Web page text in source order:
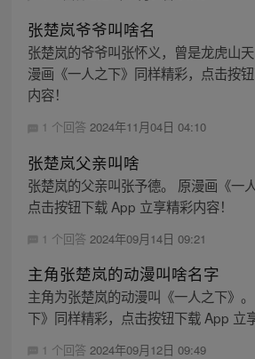
张楚岚爷爷叫啥名
张楚岚的爷爷叫张怀义，曾是龙虎山
漫画《一人之下》同样精彩，点击按
内容！
1 个回答 2024年11月04日 04:10
张楚岚父亲叫啥
张楚岚的父亲叫张予德。 原漫画《一
点击按钮下载 App 立享精彩内容！
1 个回答 2024年09月14日 09:21
主角张楚岚的动漫叫啥名字
主角为张楚岚的动漫叫《一人之下》
下》同样精彩，点击按钮下载 App 立
1 个回答 2024年09月12日 09:49